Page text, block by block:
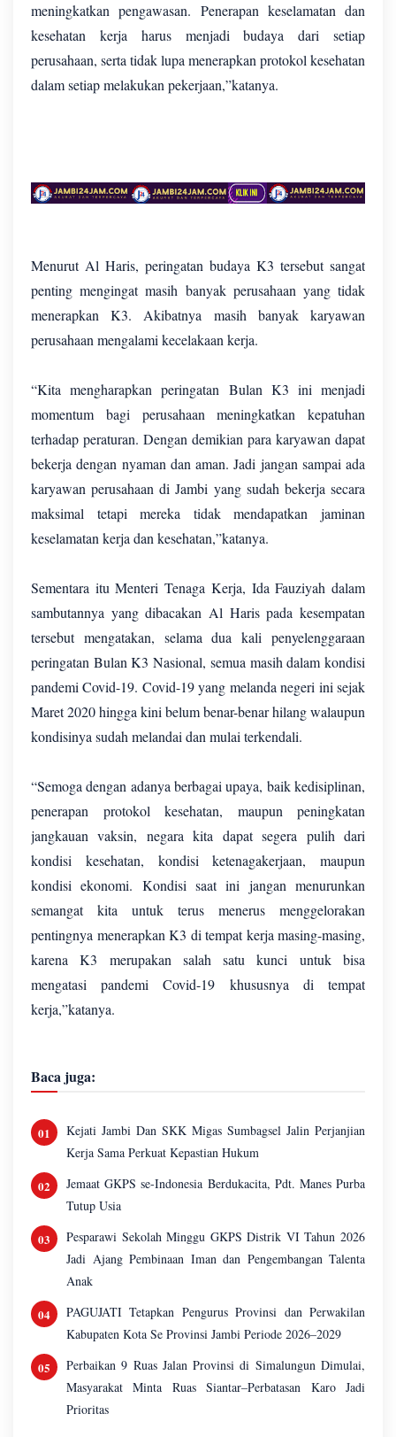
meningkatkan pengawasan. Penerapan keselamatan dan
kesehatan kerja harus menjadi budaya dari setiap
perusahaan, serta tidak lupa menerapkan protokol kesehatan
dalam setiap melakukan pekerjaan,”katanya.
Menurut Al Haris, peringatan budaya K3 tersebut sangat
penting mengingat masih banyak perusahaan yang tidak
menerapkan K3. Akibatnya masih banyak karyawan
perusahaan mengalami kecelakaan kerja.
“Kita mengharapkan peringatan Bulan K3 ini menjadi
momentum bagi perusahaan meningkatkan kepatuhan
terhadap peraturan. Dengan demikian para karyawan dapat
bekerja dengan nyaman dan aman. Jadi jangan sampai ada
karyawan perusahaan di Jambi yang sudah bekerja secara
maksimal tetapi mereka tidak mendapatkan jaminan
keselamatan kerja dan kesehatan,”katanya.
Sementara itu Menteri Tenaga Kerja, Ida Fauziyah dalam
sambutannya yang dibacakan Al Haris pada kesempatan
tersebut mengatakan, selama dua kali penyelenggaraan
peringatan Bulan K3 Nasional, semua masih dalam kondisi
pandemi Covid-19. Covid-19 yang melanda negeri ini sejak
Maret 2020 hingga kini belum benar-benar hilang walaupun
kondisinya sudah melandai dan mulai terkendali.
“Semoga dengan adanya berbagai upaya, baik kedisiplinan,
penerapan protokol kesehatan, maupun peningkatan
jangkauan vaksin, negara kita dapat segera pulih dari
kondisi kesehatan, kondisi ketenagakerjaan, maupun
kondisi ekonomi. Kondisi saat ini jangan menurunkan
semangat kita untuk terus menerus menggelorakan
pentingnya menerapkan K3 di tempat kerja masing-masing,
karena K3 merupakan salah satu kunci untuk bisa
mengatasi pandemi Covid-19 khususnya di tempat
kerja,”katanya.
Baca juga:
Kejati Jambi Dan SKK Migas Sumbagsel Jalin Perjanjian
Kerja Sama Perkuat Kepastian Hukum
Jemaat GKPS se-Indonesia Berdukacita, Pdt. Manes Purba
Tutup Usia
Pesparawi Sekolah Minggu GKPS Distrik VI Tahun 2026
Jadi Ajang Pembinaan Iman dan Pengembangan Talenta
Anak
PAGUJATI Tetapkan Pengurus Provinsi dan Perwakilan
Kabupaten Kota Se Provinsi Jambi Periode 2026–2029
Perbaikan 9 Ruas Jalan Provinsi di Simalungun Dimulai,
Masyarakat Minta Ruas Siantar–Perbatasan Karo Jadi
Prioritas